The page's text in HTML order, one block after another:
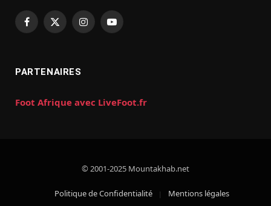
Facebook
X
InstagramYouTube
PARTENAIRES
Foot Afrique avec LiveFoot.fr
© 2001-2025 Mountakhab.net
Politique de Confidentialité
Mentions légales